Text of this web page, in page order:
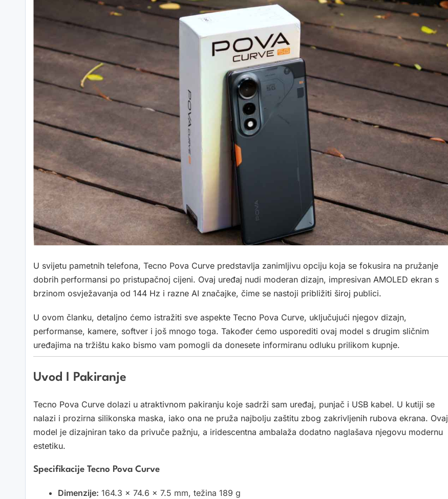
U svijetu pametnih telefona, Tecno Pova Curve predstavlja zanimljivu opciju koja se fokusira na pružanje
dobrih performansi po pristupačnoj cijeni. Ovaj uređaj nudi moderan dizajn, impresivan AMOLED ekran s
brzinom osvježavanja od 144 Hz i razne AI značajke, čime se nastoji približiti široj publici.
U ovom članku, detaljno ćemo istražiti sve aspekte Tecno Pova Curve, uključujući njegov dizajn,
performanse, kamere, softver i još mnogo toga. Također ćemo usporediti ovaj model s drugim sličnim
uređajima na tržištu kako bismo vam pomogli da donesete informiranu odluku prilikom kupnje.
Uvod I Pakiranje
Tecno Pova Curve dolazi u atraktivnom pakiranju koje sadrži sam uređaj, punjač i USB kabel. U kutiji se
nalazi i prozirna silikonska maska, iako ona ne pruža najbolju zaštitu zbog zakrivljenih rubova ekrana. Ovaj
model je dizajniran tako da privuče pažnju, a iridescentna ambalaža dodatno naglašava njegovu modernu
estetiku.
Specifikacije Tecno Pova Curve
Dimenzije: 164.3 x 74.6 x 7.5 mm, težina 189 g